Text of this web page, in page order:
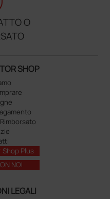
O
SHOP
Plus
NOI
LEGALI